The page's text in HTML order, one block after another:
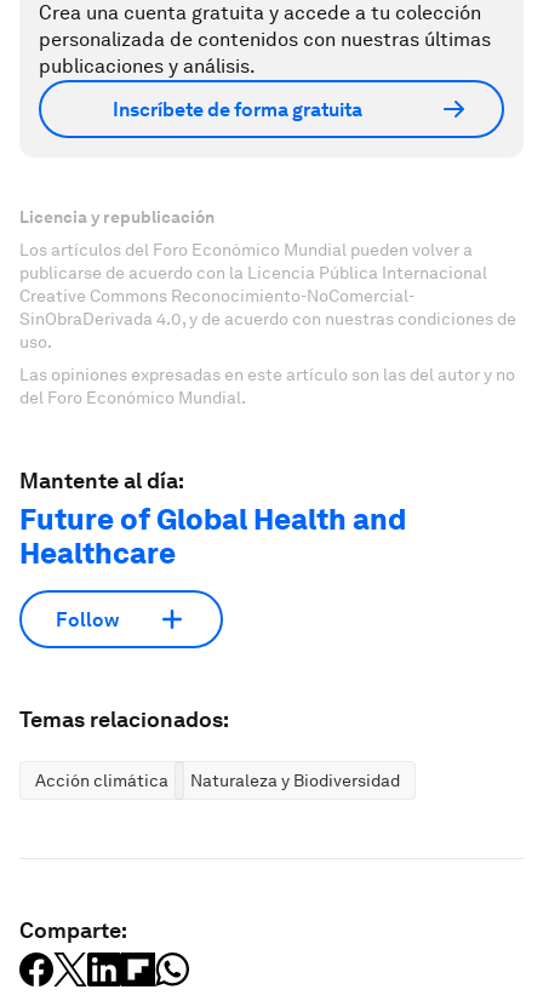
Crea una cuenta gratuita y accede a tu colección
personalizada de contenidos con nuestras últimas
publicaciones y análisis.
Inscríbete de forma gratuita
Licencia y republicación
Los artículos del Foro Económico Mundial pueden volver a
publicarse de acuerdo con la Licencia Pública Internacional
Creative Commons Reconocimiento-NoComercial-
SinObraDerivada 4.0, y de acuerdo con nuestras condiciones de
uso.
Las opiniones expresadas en este artículo son las del autor y no
del Foro Económico Mundial.
Mantente al día:
Future of Global Health and
Healthcare
Follow
Temas relacionados:
Acción climática Naturaleza y Biodiversidad
Comparte: